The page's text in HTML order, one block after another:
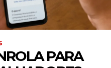
PARA